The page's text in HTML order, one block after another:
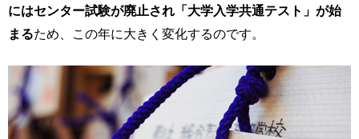
にはセンター試験が廃止され「大学入学共通テスト」が始
まるため、この年に大きく変化するのです。